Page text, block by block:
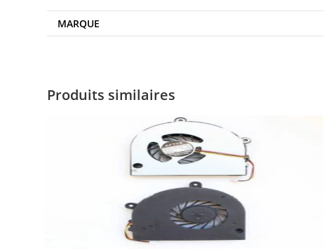
MARQUE
Produits similaires